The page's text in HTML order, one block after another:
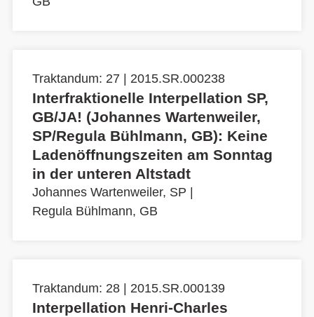
Traktandum: 27 | 2015.SR.000238
Interfraktionelle Interpellation SP,
GB/JA! (Johannes Wartenweiler,
SP/Regula Bühlmann, GB): Keine
Ladenöffnungszeiten am Sonntag
in der unteren Altstadt
Johannes Wartenweiler, SP
Regula Bühlmann, GB
Traktandum: 28 | 2015.SR.000139
Interpellation Henri-Charles